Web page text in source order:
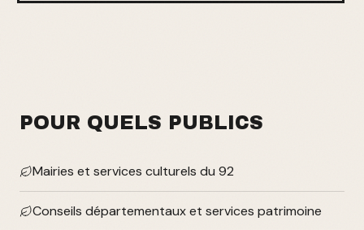
POUR QUELS PUBLICS
Mairies et services culturels du 92
Conseils départementaux et services patrimoine